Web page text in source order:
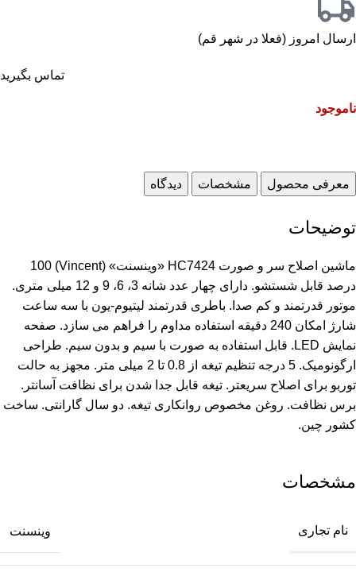
ارسال امروز (فعلا در شهر قم)
تماس بگیرید
ناموجود
معرفی محصول مشخصات دیدگاه
توضیحات
ماشین اصلاح سر و صورت HC7424 «وینسنت» (Vincent) 100
درصد قابل شستشو. دارای چهار عدد شانه 3، 6، 9 و 12 میلی متری.
موتور قدرتمند و کم صدا. باطری قدرتمند لیتیوم-یون با سه ساعت
شارژ امکان 240 دقیقه استفاده مداوم را فراهم می سازد. صفحه
نمایش LED. قابل استفاده به صورت با سیم و بدون سیم. طراحی
ارگونومیک. 5 درجه تنظیم تیغه از 0.8 تا 2 میلی متر. مجهز به حالت
توربو برای اصلاح سریعتر. تیغه قابل جدا شدن برای نظافت آسانتر.
برس نظافت. روغن مخصوص روانکاری تیغه. دو سال گارانتی. ساخت
کشور چین.
مشخصات
نام تجاری وینسنت